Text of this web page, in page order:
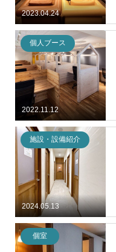
2023.04.24
2022.11.12
個人ブース
2024.05.13
施設・設備紹介
個室